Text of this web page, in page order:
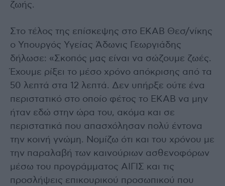
ζωής.
Στο τέλος της επίσκεψης στο ΕΚΑΒ Θεσ/νίκης
ο Υπουργός Υγείας Άδωνις Γεωργιάδης
δήλωσε: «Σκοπός μας είναι να σώζουμε ζωές.
Έχουμε ρίξει το μέσο χρόνο απόκρισης από τα
50 λεπτά στα 12 λεπτά. Δεν υπήρξε ούτε ένα
περιστατικό στο οποίο φέτος το ΕΚΑΒ να μην
ήταν εδώ στην ώρα του, ακόμα και σε
περιστατικά που απασχόλησαν πολύ έντονα
την κοινή γνώμη. Νομίζω ότι και του χρόνου με
την παραλαβή των καινούριων ασθενοφόρων
μέσω του προγράμματος ΑΙΓΙΣ και τις
προσλήψεις επικουρικού προσωπικού που